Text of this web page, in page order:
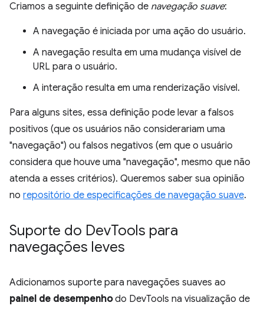
Criamos a seguinte definição de navegação suave:
A navegação é iniciada por uma ação do usuário.
A navegação resulta em uma mudança visível de
URL para o usuário.
A interação resulta em uma renderização visível.
Para alguns sites, essa definição pode levar a falsos
positivos (que os usuários não considerariam uma
"navegação") ou falsos negativos (em que o usuário
considera que houve uma "navegação", mesmo que não
atenda a esses critérios). Queremos saber sua opinião
no repositório de especificações de navegação suave.
Suporte do DevTools para
navegações leves
Adicionamos suporte para navegações suaves ao
painel de desempenhodo DevTools na visualização de